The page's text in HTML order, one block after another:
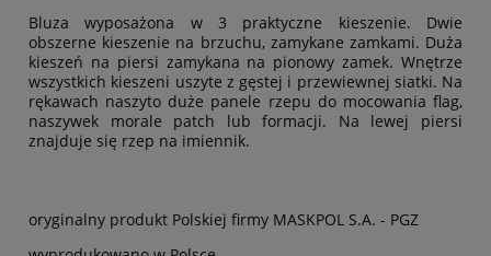
Bluza wyposażona w 3 praktyczne kieszenie. Dwie
obszerne kieszenie na brzuchu, zamykane zamkami. Duża
kieszeń na piersi zamykana na pionowy zamek. Wnętrze
wszystkich kieszeni uszyte z gęstej i przewiewnej siatki. Na
rękawach naszyto duże panele rzepu do mocowania flag,
naszywek morale patch lub formacji. Na lewej piersi
znajduje się rzep na imiennik.
oryginalny produkt Polskiej firmy MASKPOL S.A. - PGZ